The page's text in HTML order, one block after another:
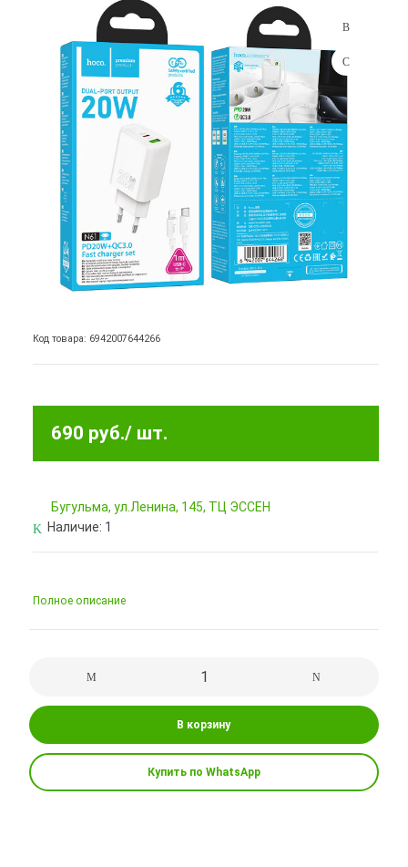
Код товара: 6942007644266
690 руб./ шт.
Бугульма, ул.Ленина, 145, ТЦ ЭССЕН
Наличие: 1
Полное описание
В корзину
Купить по WhatsApp